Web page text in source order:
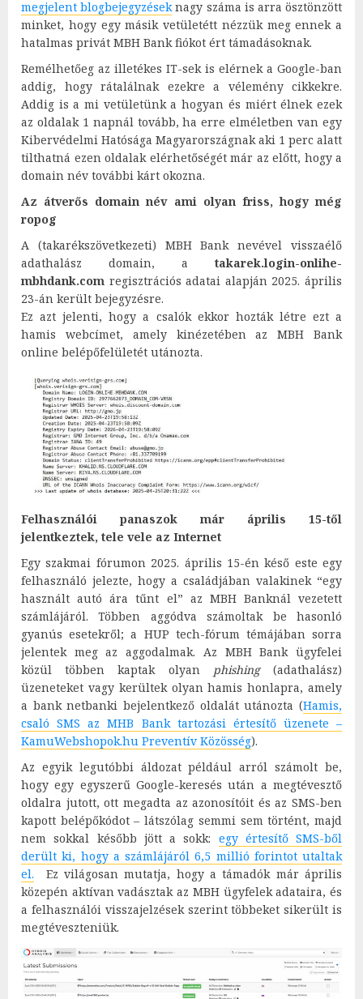
megjelent blogbejegyzéseknagy száma is arra ösztönzött
minket, hogy egy másik vetületétt nézzük meg ennek a
hatalmas privát MBH Bank fiókot ért támadásoknak.
Remélhetőeg az illetékes IT-sek is elérnek a Google-ban
addig, hogy rátalálnak ezekre a vélemény cikkekre.
Addig is a mi vetületünk a hogyan és miért élnek ezek
az oldalak 1 napnál tovább, ha erre elméletben van egy
Kibervédelmi Hatósága Magyarországnak aki 1 perc alatt
tilthatná ezen oldalak elérhetőségét már az előtt, hogy a
domain név további kárt okozna.
Az átverős domain név ami olyan friss, hogy még
ropog
A (takarékszövetkezeti) MBH Bank nevével visszaélő
adathalász domain, a takarek.login-onlihe-
mbhdank.com regisztrációs adatai alapján 2025. április
23-án került bejegyzésre.
Ez azt jelenti, hogy a csalók ekkor hozták létre ezt a
hamis webcímet, amely kinézetében az MBH Bank
online belépőfelületét utánozta.
Felhasználói panaszok már április 15-től
jelentkeztek, tele vele az Internet
Egy szakmai fórumon 2025. április 15-én késő este egy
felhasználó jelezte, hogy a családjában valakinek “egy
használt autó ára tűnt el” az MBH Banknál vezetett
számlájáról. Többen aggódva számoltak be hasonló
gyanús esetekről; a HUP tech-fórum témájában sorra
jelentek meg az aggodalmak. Az MBH Bank ügyfelei
közül többen kaptak olyan phishing(adathalász)
üzeneteket vagy kerültek olyan hamis honlapra, amely
a bank netbanki bejelentkező oldalát utánozta (Hamis,
csaló SMS az MHB Bank tartozási értesítő üzenete –
KamuWebshopok.hu Preventív Közösség).
Az egyik legutóbbi áldozat például arról számolt be,
hogy egy egyszerű Google-keresés után a megtévesztő
oldalra jutott, ott megadta az azonosítóit és az SMS-ben
kapott belépőkódot – látszólag semmi sem történt, majd
nem sokkal később jött a sokk: egy értesítő SMS-ből
derült ki, hogy a számlájáról 6,5 millió forintot utaltak
el. Ez világosan mutatja, hogy a támadók már április
közepén aktívan vadásztak az MBH ügyfelek adataira, és
a felhasználói visszajelzések szerint többeket sikerült is
megtéveszteniük.